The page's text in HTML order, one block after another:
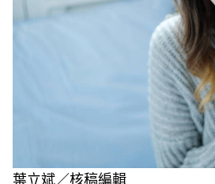
葉立斌／核稿編輯